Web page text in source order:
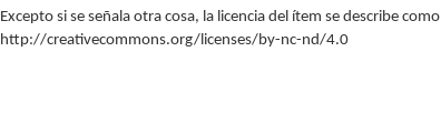
Excepto si se señala otra cosa, la licencia del ítem se describe como
http://creativecommons.org/licenses/by-nc-nd/4.0